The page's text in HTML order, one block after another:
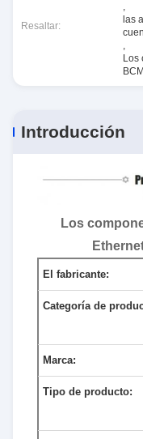
Resaltar:
,
las
,
Los
Introducción
Los
El fabricante:
Categoría de
Marca:
Tipo de producto: